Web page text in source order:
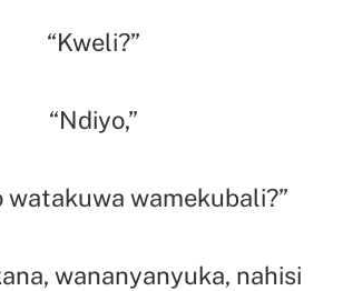
“Kweli?”
“Ndiyo,”
watakuwa wamekubali?”
wananyanyuka, nahisi